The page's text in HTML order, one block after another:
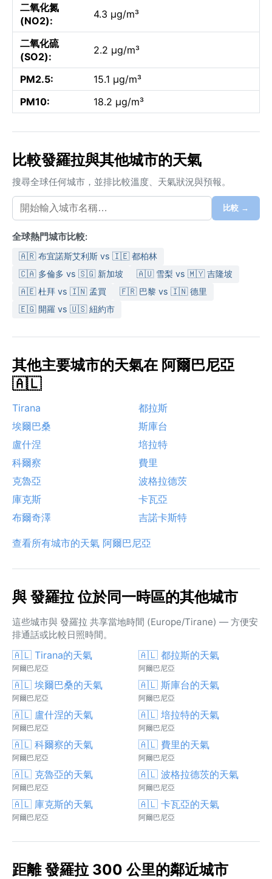
二氧化氮
(NO2):
4.3 µg/m³
二氧化硫
(SO2):
2.2 µg/m³
PM2.5:
15.1 µg/m³
PM10:
18.2 µg/m³
比較發羅拉與其他城市的天氣
搜尋全球任何城市，並排比較溫度、天氣狀況與預報。
比較 →
全球熱門城市比較:
🇦🇷 布宜諾斯艾利斯 vs 🇮🇪 都柏林
🇨🇦 多倫多 vs 🇸🇬 新加坡
🇦🇺 雪梨 vs 🇲🇾 吉隆坡
🇦🇪 杜拜 vs 🇮🇳 孟買
🇫🇷 巴黎 vs 🇮🇳 德里
🇪🇬 開羅 vs 🇺🇸 紐約市
其他主要城市的天氣在 阿爾巴尼亞
🇦🇱
Tirana
都拉斯
埃爾巴桑
斯庫台
盧什涅
培拉特
科爾察
費里
克魯亞
波格拉德茨
庫克斯
卡瓦亞
布爾奇澤
吉諾卡斯特
查看所有城市的天氣 阿爾巴尼亞
與 發羅拉 位於同一時區的其他城市
這些城市與 發羅拉 共享當地時間 (Europe/Tirane) — 方便安
排通話或比較日照時間。
🇦🇱 Tirana的天氣
阿爾巴尼亞
🇦🇱 都拉斯的天氣
阿爾巴尼亞
🇦🇱 埃爾巴桑的天氣
阿爾巴尼亞
🇦🇱 斯庫台的天氣
阿爾巴尼亞
🇦🇱 盧什涅的天氣
阿爾巴尼亞
🇦🇱 培拉特的天氣
阿爾巴尼亞
🇦🇱 科爾察的天氣
阿爾巴尼亞
🇦🇱 費里的天氣
阿爾巴尼亞
🇦🇱 克魯亞的天氣
阿爾巴尼亞
🇦🇱 波格拉德茨的天氣
阿爾巴尼亞
🇦🇱 庫克斯的天氣
阿爾巴尼亞
🇦🇱 卡瓦亞的天氣
阿爾巴尼亞
距離 發羅拉 300 公里的鄰近城市